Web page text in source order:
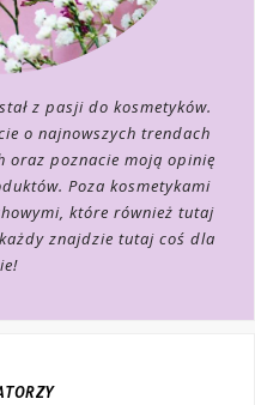
z pasji do kosmetyków.
o najnowszych trendach
oraz poznacie moją opinię
Poza kosmetykami
które również tutaj
znajdzie tutaj coś dla